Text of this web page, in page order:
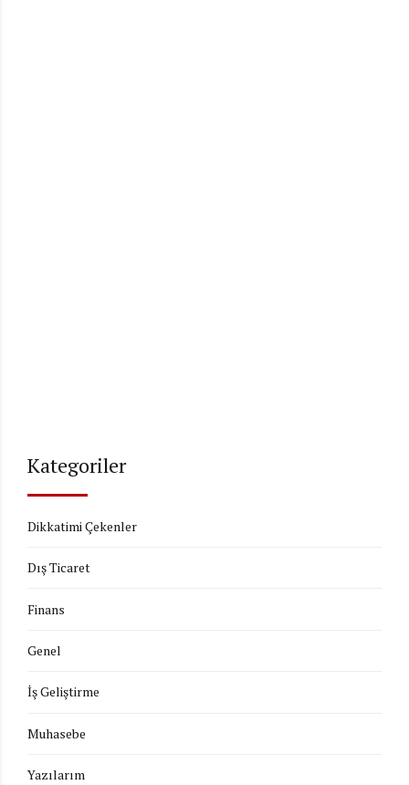
Kategoriler
Dikkatimi Çekenler
Dış Ticaret
Finans
Genel
İş Geliştirme
Muhasebe
Yazılarım